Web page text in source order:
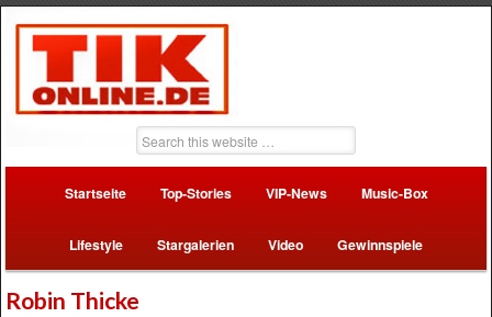
Startseite Top-Stories VIP-News Music-Box
Lifestyle Stargalerien Video Gewinnspiele
Robin Thicke